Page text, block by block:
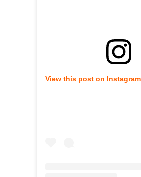
View this post on Instagram